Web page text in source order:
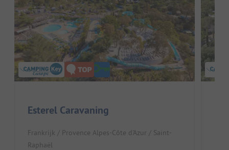
Esterel Caravaning
Frankrijk / Provence Alpes-Côte d'Azur / Saint-
Raphaël